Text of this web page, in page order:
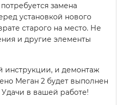
замена
установкой нового
старого на место. Не
и другие элементы
инструкции, и демонтаж
Меган 2 будет выполнен
в вашей работе!